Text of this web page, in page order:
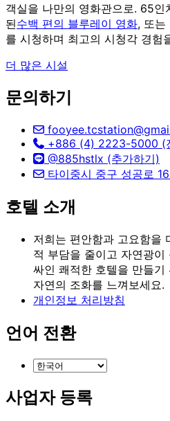
객실을 나만의 영화관으로. 65
된수백 편의 블루레이 영화, 또는
를 시청하며 최고의 시청각 경험
더 많은 시설
문의하기
+886 (4) 2223-5000 (
@885hstlx (추가하기)
타이중시 중구 성공로
호텔 소개
저희는 편안함과 고요함을
적 부담을 줄이고 자연광
싸인 쾌적한 호텔을 만들
자연의 조화를 느껴보세요.
개인정보 처리방침
언어 전환
사업자 등록